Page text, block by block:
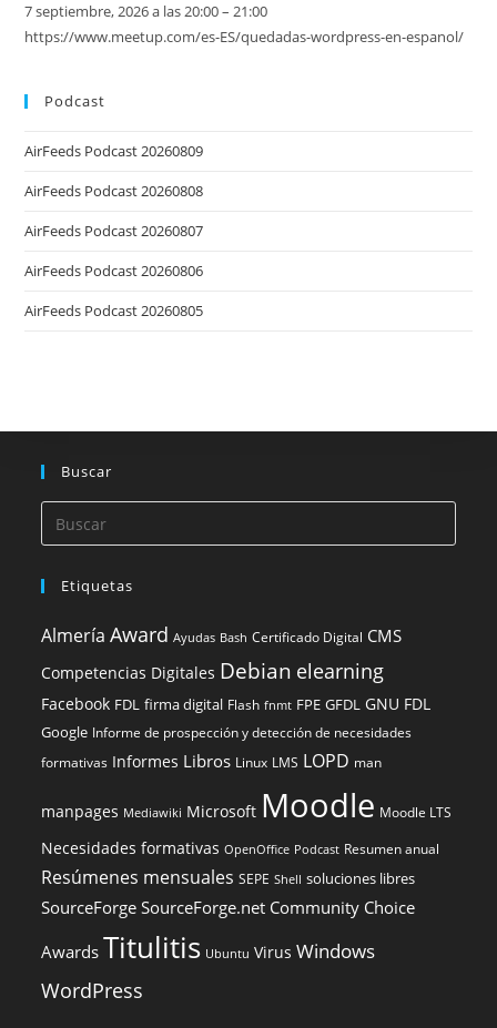
7 septiembre, 2026 a las 20:00 – 21:00
https://www.meetup.com/es-ES/quedadas-wordpress-en-espanol/
Podcast
AirFeeds Podcast 20260809
AirFeeds Podcast 20260808
AirFeeds Podcast 20260807
AirFeeds Podcast 20260806
AirFeeds Podcast 20260805
Buscar
Etiquetas
Almería Award Ayudas Bash Certificado Digital CMS
Competencias Digitales Debian elearning
Facebook FDL firma digital Flash fnmt FPE GFDL GNU FDL
Google Informe de prospección y detección de necesidades
formativas Informes Libros Linux LMS LOPD man
manpages Mediawiki Microsoft Moodle Moodle LTS
Necesidades formativas OpenOffice Podcast Resumen anual
Resúmenes mensuales SEPE Shell soluciones libres
SourceForge SourceForge.net Community Choice
Awards Titulitis Ubuntu Virus Windows
WordPress